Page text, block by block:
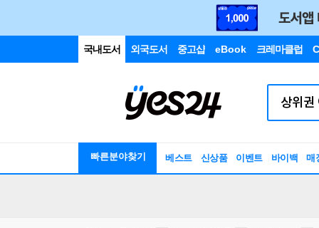
국내도서 외국도서 중고샵 eBook 크레마클럽
빠른분야찾기 베스트 신상품 이벤트 바이백 매